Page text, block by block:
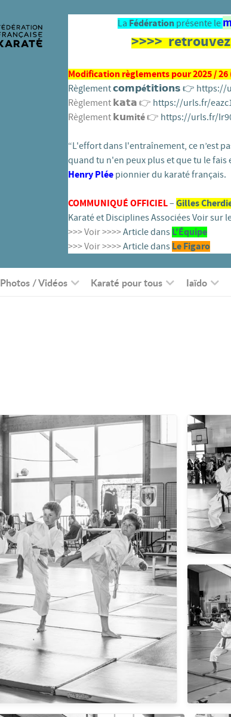
La Fédérationprésente le
>>>>
Modification règlements pour 2025 / 26
Règlement𝗰𝗼𝗺𝗽é𝘁𝗶𝘁𝗶𝗼𝗻𝘀 👉️ https://
Règlement 𝗸𝗮𝘁𝗮 👉️ https://urls.fr/
Règlement 𝗸𝘂mité👉️ https://urls.fr/
“L'effort dans l'entraînement, ce n’est
quand tu n'en peux plus et que tu le fais
Henry Plée pionnier du karaté français.
COMMUNIQUÉ OFFICIEL– Gilles
Karaté et Disciplines Associées Voir sur
>>> Voir >>>>Article dans L'Équipe
>>> Voir >>>>Article dans Le Figaro
Photos / Vidéos Karaté pour tous Iaïdo